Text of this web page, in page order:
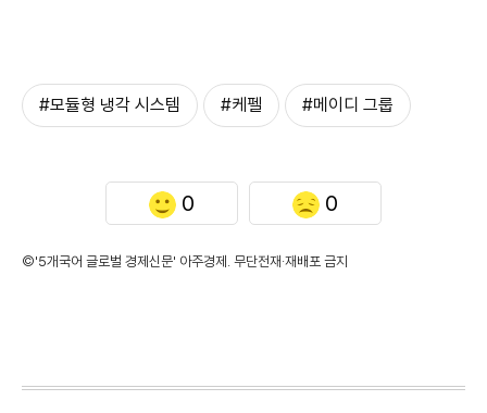
#모듈형 냉각 시스템 #케펠 #메이디 그룹
0 0
©'5개국어 글로벌 경제신문' 아주경제. 무단전재·재배포 금지